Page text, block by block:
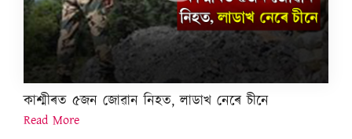
কাশ্মীৰত ৫জন জোৱান নিহত, লাডাখ নেৰে চীনে
Read More